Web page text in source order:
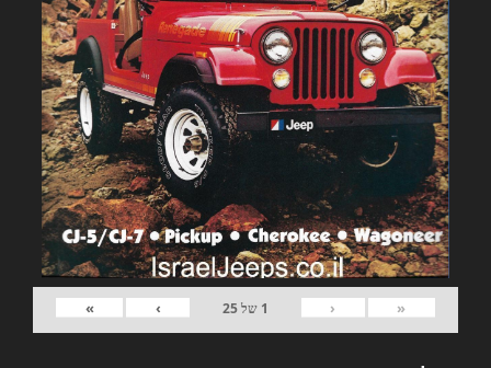
«
‹
1 של25
›
»